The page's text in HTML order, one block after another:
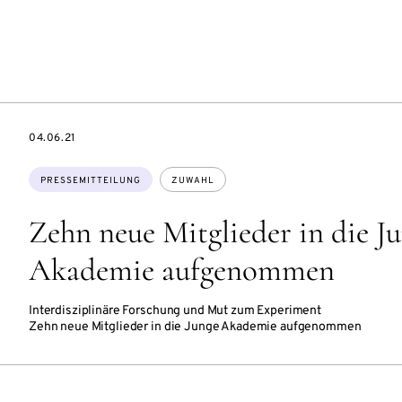
Zehn neue Mitglieder in die
Akademie aufgenommen
Interdisziplinäre Forschung und Mut zum Experiment
Zehn neue Mitglieder in die Junge Akademie aufgenommen
Themen:
PRESSEMITTEILUNG ZUWAHL
DATE
04.06.21